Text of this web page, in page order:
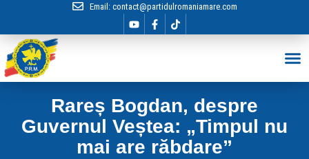
Email: contact@partidulromaniamare.com
Rareș Bogdan, despre
Guvernul Veștea: „Timpul nu
mai are răbdare”